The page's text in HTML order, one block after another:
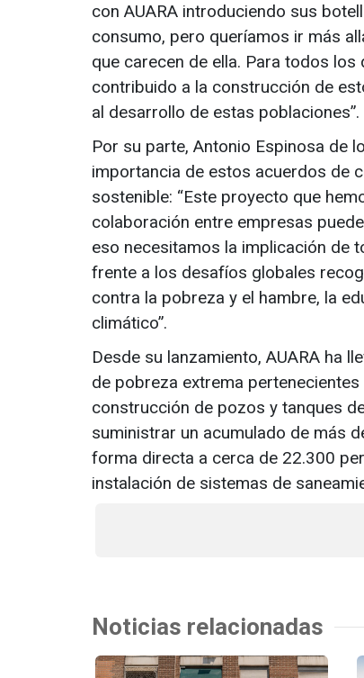
con AUARA introduciendo sus
consumo, pero queríamos ir más
que carecen de ella. Para todos
contribuido a la construcción de
al desarrollo de estas poblaciones”.
Por su parte, Antonio Espinosa de
importancia de estos acuerdos de
sostenible: “Este proyecto que
colaboración entre empresas
eso necesitamos la implicación de
frente a los desafíos globales
contra la pobreza y el hambre, la
climático”.
Desde su lanzamiento, AUARA ha
de pobreza extrema
construcción de pozos y tanques
suministrar un acumulado de más
forma directa a cerca de 22.300
instalación de sistemas de
Noticias relacionadas